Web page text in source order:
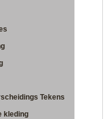
Tekens
kleding